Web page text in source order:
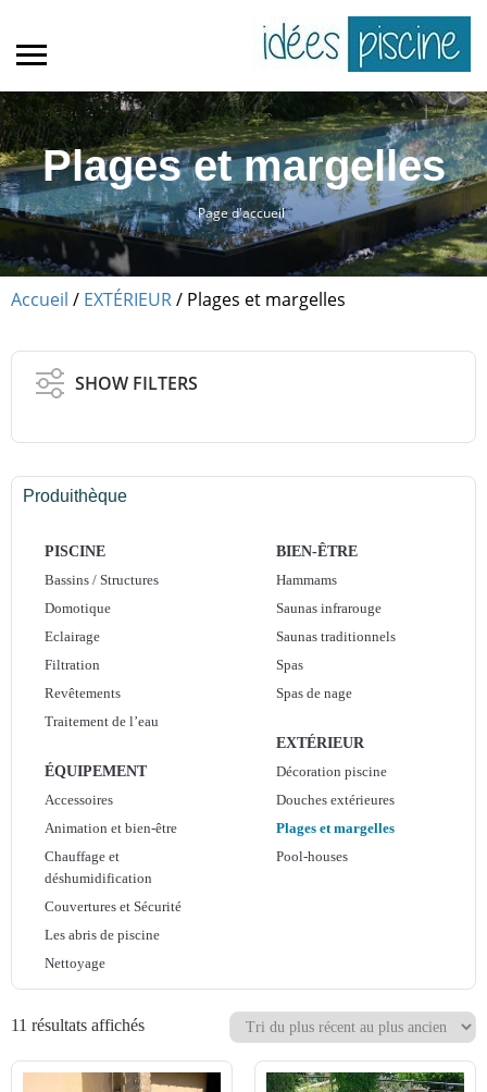
Plages et margelles
Page d'accueil
Accueil / EXTÉRIEUR/ Plages et margelles
SHOW FILTERS
Produithèque
PISCINE
Bassins / Structures
Domotique
Eclairage
Filtration
Revêtements
Traitement de l’eau
ÉQUIPEMENT
Accessoires
Animation et bien-être
Chauffage et
déshumidification
Couvertures et Sécurité
Les abris de piscine
Nettoyage
BIEN-ÊTRE
Hammams
Saunas infrarouge
Saunas traditionnels
Spas
Spas de nage
EXTÉRIEUR
Décoration piscine
Douches extérieures
Plages et margelles
Pool-houses
11 résultats affichés